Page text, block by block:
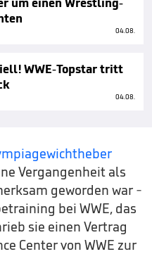
04.08.
WWE-Topstar tritt
04.08.
Vergangenheit als
geworden war -
bei WWE, das
sie einen Vertrag
Center von WWE zur